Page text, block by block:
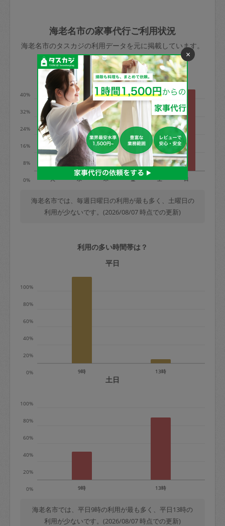
依頼者不在による当日キャンセル＝依頼
金額の100%＋交通費全額
※例：依頼日時／土曜日午前9時開始の場
合、水曜日午前9時以降はキャンセル料が
発生
水曜日9時〜金曜日9時まで＝依頼料金の
50%
金曜日9時～土曜日8時まで＝依頼金額の
100%
土曜日8時〜実施時間＝依頼金額の100%
＋交通費全額
依頼者不在による当日キャンセル＝依頼
金額の100%＋交通費全額
定期契約をキャンセルする場合、毎週定
期は月2回まで隔週定期は月1回までキャ
ンセル料は発生しません。それ以上はキ
※キャンセル料金の設定について：
相当で料金設定されています。
きた場合は損害保険の対象外となるので
ご注意ください。
玉、など
あわせてこちらも参照ください：初めて
利用します。注意しなくてはいけない点
はありますか？
海老名市の家事代行ご利用状況
海老名市のタスカジの利用データを元に掲載しています。
利用の多い曜日は？
0%
8%
16%
24%
32%
40%
火 水 木 金 土 日
海老名市では、毎週日曜日の利用が最も多く、土曜日の
利用が少ないです。(2026/08/07 時点での更新)
利用の多い時間帯は？
平日
0%
20%
40%
60%
80%
100%
9時 13時
土日
0%
20%
40%
60%
80%
100%
9時 13時
海老名市では、平日9時の利用が最も多く、平日13時の
利用が少ないです。(2026/08/07 時点での更新)
×